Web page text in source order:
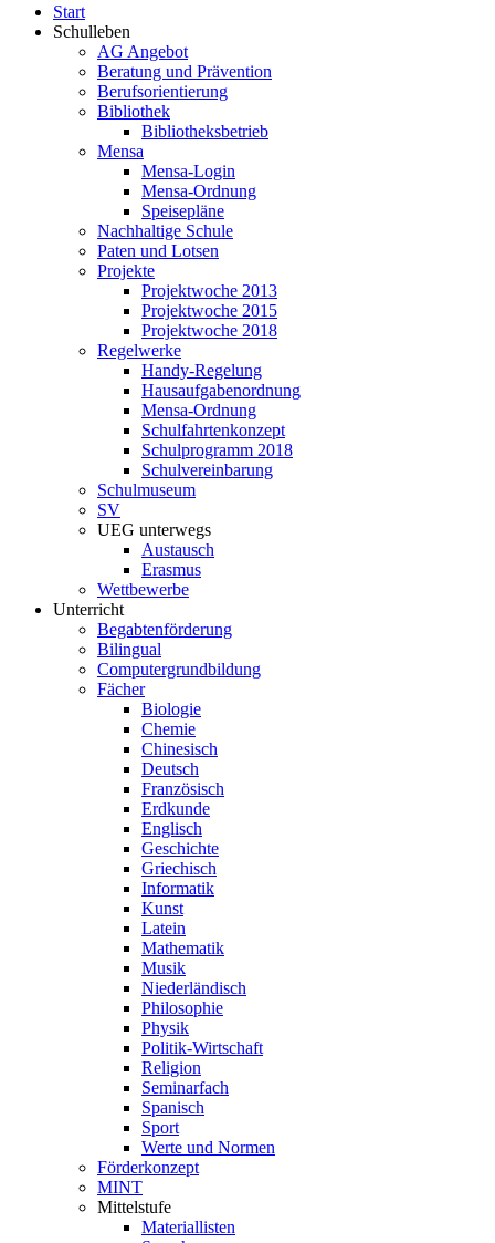
Start
Schulleben
AG Angebot
Beratung und Prävention
Berufsorientierung
Bibliothek
Bibliotheksbetrieb
Mensa
Mensa-Login
Mensa-Ordnung
Speisepläne
Nachhaltige Schule
Paten und Lotsen
Projekte
Projektwoche 2013
Projektwoche 2015
Projektwoche 2018
Regelwerke
Handy-Regelung
Hausaufgabenordnung
Mensa-Ordnung
Schulfahrtenkonzept
Schulprogramm 2018
Schulvereinbarung
Schulmuseum
SV
UEG unterwegs
Austausch
Erasmus
Wettbewerbe
Unterricht
Begabtenförderung
Bilingual
Computergrundbildung
Fächer
Biologie
Chemie
Chinesisch
Deutsch
Französisch
Erdkunde
Englisch
Geschichte
Griechisch
Informatik
Kunst
Latein
Mathematik
Musik
Niederländisch
Philosophie
Physik
Politik-Wirtschaft
Religion
Seminarfach
Spanisch
Sport
Werte und Normen
Förderkonzept
MINT
Mittelstufe
Materiallisten